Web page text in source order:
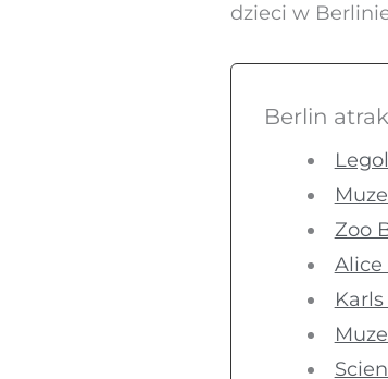
dzieci w
Berlin
Zoo
Alice